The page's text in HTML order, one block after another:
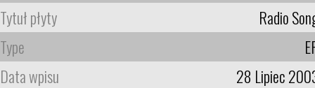
Tytuł płyty
Radio
Type
Data wpisu
28 Lipiec